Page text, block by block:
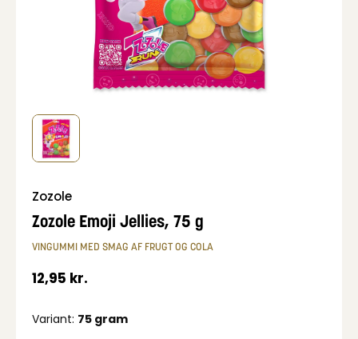
Zozole
Zozole Emoji Jellies, 75 g
VINGUMMI MED SMAG AF FRUGT OG COLA
12,95 kr.
Variant: 75 gram